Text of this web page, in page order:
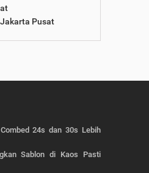
Pusat
24s dan 30s Lebih
Sablon di Kaos Pasti